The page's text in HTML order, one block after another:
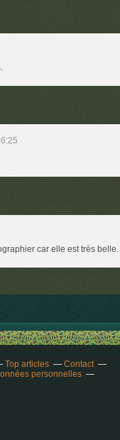
car elle est très
Top articles
Contact
personnelles